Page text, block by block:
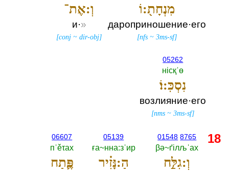
מִנְחָת֖:וֹ
дароприношение·его
[nfs ~3ms-sf]
וְ:אֶת־
и·»
[conj ~dir-obj]
05262
нiсқˈө
נִסְכּֽ:וֹ׃
возлияние·его
[nms ~3ms-sf]
01548 8765
βә~ґiлљˈах
וְ:גִלַּ֣ח
05139
ға~нна:зˈир
הַ:נָּזִ֗יר
06607
пˈěτах
פֶּ֛תַח
18